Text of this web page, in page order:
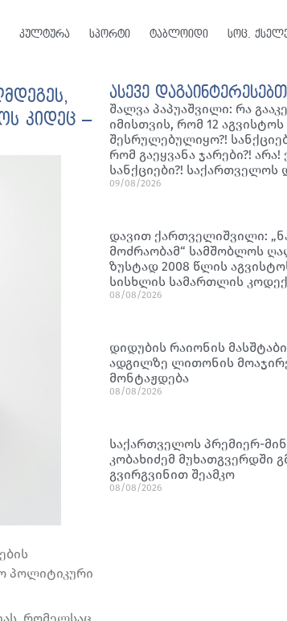
კულტურა სპორტი ტაბლოიდი სოც.
კიდეც –
პოლიტიკური
ასევე დაგაინტერესებთ
შალვა პაპუაშვილი: რა
იმისთვის, რომ 12
შესრულებულიყო?!
რომ გაეყვანა ჯარები?! არა!
სანქციები?! საქართველოს
09/08/2026
დავით ქართველიშვილი:
მოძრაობამ“ სამშობლოს
ზუსტად 2008 წლის
სისხლის სამართლის
08/08/2026
დიდუბის რაიონის
ადგილზე ლითონის
მონტაჟდება
08/08/2026
საქართველოს პრემიერ-
კობახიძემ მუხათგვერდში
გვირგვინით შეამკო
08/08/2026